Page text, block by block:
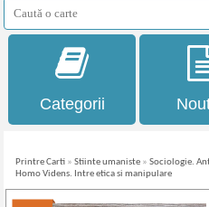
Categorii
Printre Carti »Stiinte umaniste »Sociologie.
Homo Videns. Intre etica si manipulare